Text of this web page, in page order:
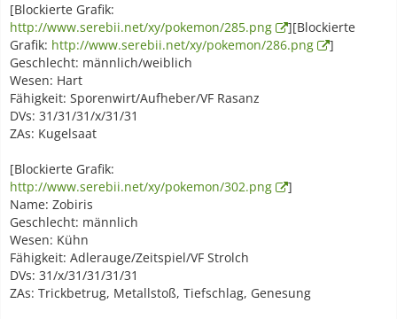
[Blockierte Grafik:
http://www.serebii.net/xy/pokemon/285.png
][Blockierte
Grafik: http://www.serebii.net/xy/pokemon/286.png
]
Geschlecht: männlich/weiblich
Wesen: Hart
Fähigkeit: Sporenwirt/Aufheber/VF Rasanz
DVs: 31/31/31/x/31/31
ZAs: Kugelsaat
[Blockierte Grafik:
http://www.serebii.net/xy/pokemon/302.png
]
Name: Zobiris
Geschlecht: männlich
Wesen: Kühn
Fähigkeit: Adlerauge/Zeitspiel/VF Strolch
DVs: 31/x/31/31/31/31
ZAs: Trickbetrug, Metallstoß, Tiefschlag, Genesung